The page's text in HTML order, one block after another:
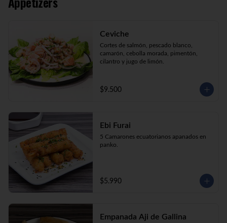
Katsu Roll (10) Pollo, queso crema,
cebollín, apanado en panko.
Ceviche
Cortes de salmón, pescado blanco,
camarón, cebolla morada, pimentón,
cilantro y jugo de limón.
$9.500
Ebi Furai
5 Camarones ecuatorianos apanados en
panko.
$5.990
Empanada Aji de Gallina